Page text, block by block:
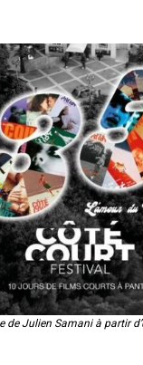
de Julien Samani à partir